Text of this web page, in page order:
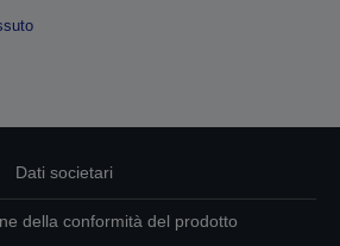
Dati societari
della conformità del prodotto